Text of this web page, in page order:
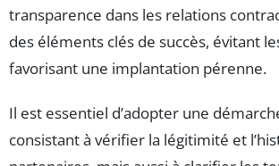
transparence dans les relations
des éléments clés de succès, évitant
favorisant une implantation pérenne.
Il est essentiel d’adopter une
consistant à vérifier la légitimité et